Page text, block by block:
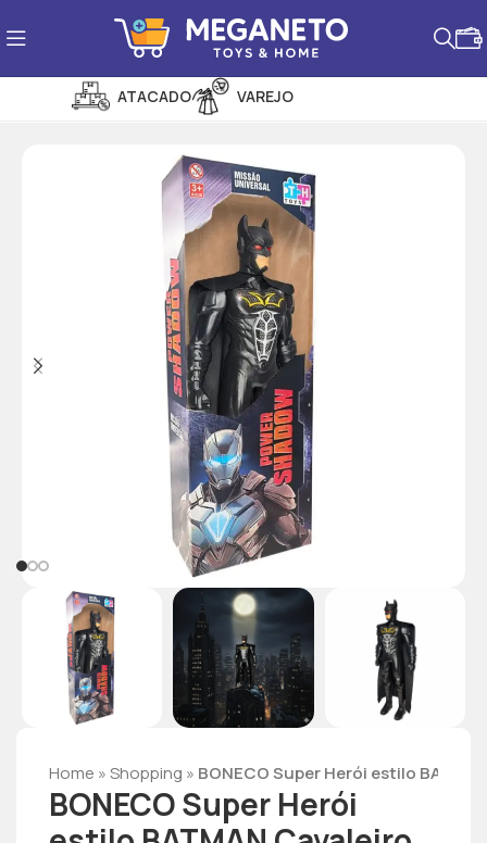
ATACADO VAREJO
Home »Shopping » BONECO Super Herói estilo
BONECO Super Herói